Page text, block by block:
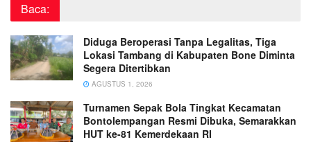
Baca:
Diduga Beroperasi Tanpa Legalitas, Tiga
Lokasi Tambang di Kabupaten Bone Diminta
Segera Ditertibkan
AGUSTUS 1, 2026
Turnamen Sepak Bola Tingkat Kecamatan
Bontolempangan Resmi Dibuka, Semarakkan
HUT ke-81 Kemerdekaan RI